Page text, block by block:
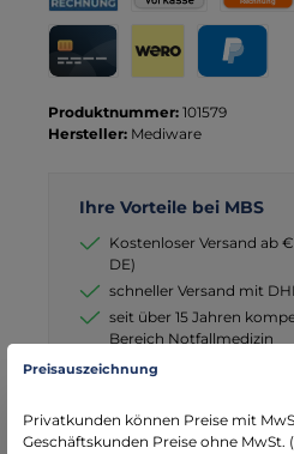
Rechnung für Behörden
Vorkasse
Produktnummer: 101579
Hersteller: Mediware
Ihre Vorteile bei MBS
Kostenloser Versand ab
DE)
schneller Versand mit DHL
seit über 15 Jahren
Bereich Notfallmedizin
Preisauszeichnung
Privatkunden können Preise mit
Geschäftskunden Preise ohne